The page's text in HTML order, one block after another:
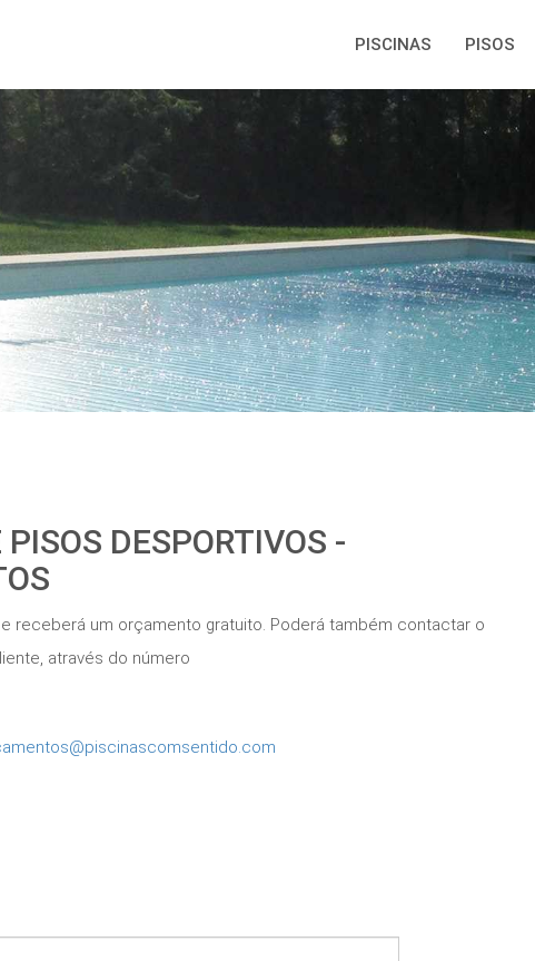
PISCINAS PISOS
DESPORTIVOS -
receberá um orçamento gratuito. Poderá também contactar o
através do número